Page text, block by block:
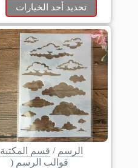
تحديد أحد الخيارات
الرسم / قسم المكتبة
قوالب الرسم (